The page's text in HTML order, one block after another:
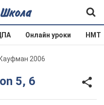
Онлайн уроки НМТ
2006
5, 6